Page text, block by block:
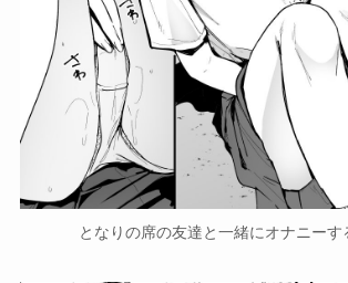
となりの席の友達と一緒にオナニーす